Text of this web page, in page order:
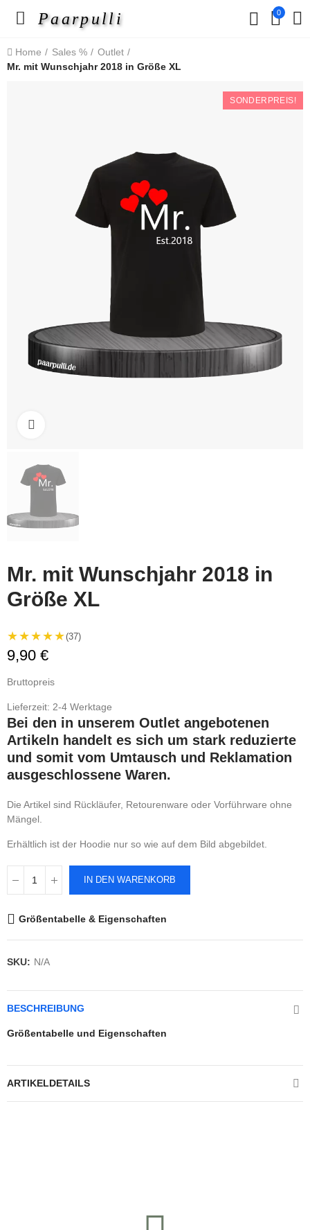
Paarpulli 0
Home Sales %
Outlet
Mr. mit Wunschjahr 2018 in Größe XL
SONDERPREIS!
Mr. mit Wunschjahr 2018 in
Größe XL
★★★★★(37)
9,90 €
Bruttopreis
Lieferzeit: 2-4 Werktage
Bei den in unserem Outlet angebotenen
Artikeln handelt es sich um stark reduzierte
und somit vom Umtausch und Reklamation
ausgeschlossene Waren.
Die Artikel sind Rückläufer, Retourenware oder Vorführware ohne
Mängel.
Erhältlich ist der Hoodie nur so wie auf dem Bild abgebildet.
IN DEN WARENKORB
Größentabelle & Eigenschaften
SKU: N/A
BESCHREIBUNG
Größentabelle und Eigenschaften
ARTIKELDETAILS